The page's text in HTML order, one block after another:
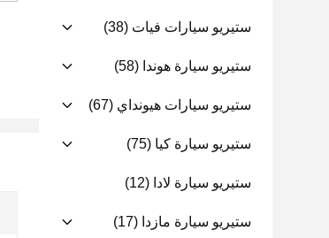
ستيريو سيارات فيات (38)
ستيريو سيارة هوندا (58)
ستيريو سيارات هيونداي (67)
ستيريو سيارة كيا (75)
ستيريو سيارة لادا (12)
ستيريو سيارة مازدا (17)